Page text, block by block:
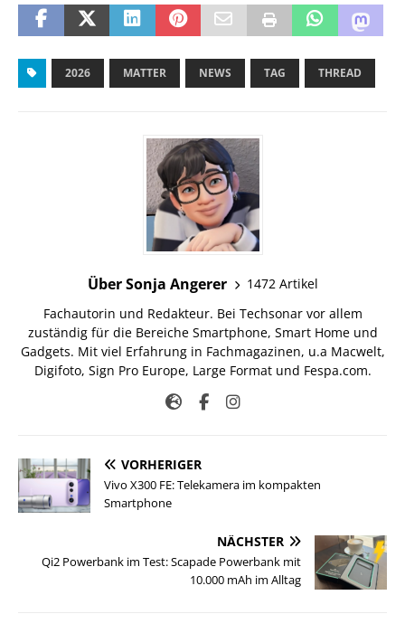
2026 MATTER NEWS TAG THREAD
Über Sonja Angerer
1472 Artikel
Fachautorin und Redakteur. Bei Techsonar vor allem
zuständig für die Bereiche Smartphone, Smart Home und
Gadgets. Mit viel Erfahrung in Fachmagazinen, u.a Macwelt,
Digifoto, Sign Pro Europe, Large Format und Fespa.com.
VORHERIGER
Vivo X300 FE: Telekamera im kompakten
Smartphone
NÄCHSTER
Qi2 Powerbank im Test: Scapade Powerbank mit
10.000 mAh im Alltag